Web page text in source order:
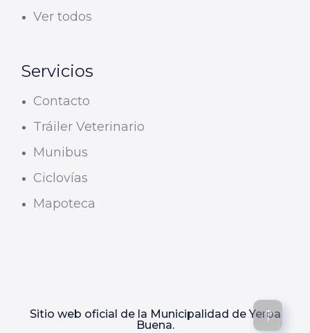
Ver todos
Servicios
Contacto
Tráiler Veterinario
Munibus
Ciclovías
Mapoteca
Sitio web oficial de la Municipalidad de Yerba
Buena.